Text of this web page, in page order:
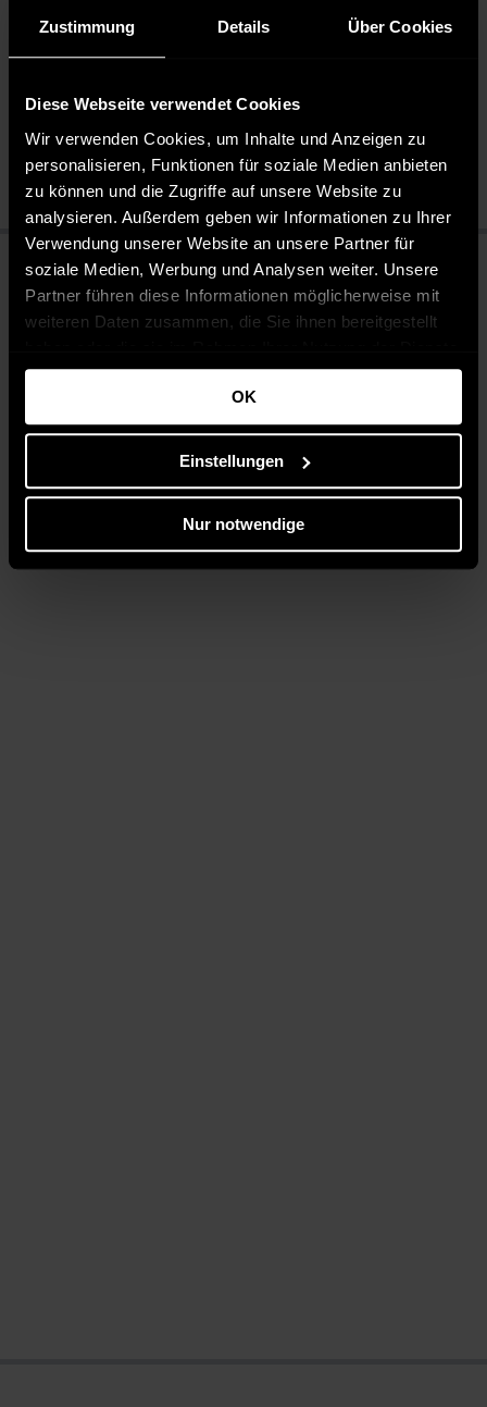
Zustimmung Details Über Cookies
Diese Webseite verwendet Cookies
Wir verwenden Cookies, um Inhalte und Anzeigen zu
personalisieren, Funktionen für soziale Medien anbieten
zu können und die Zugriffe auf unsere Website zu
analysieren. Außerdem geben wir Informationen zu Ihrer
Verwendung unserer Website an unsere Partner für
soziale Medien, Werbung und Analysen weiter. Unsere
Partner führen diese Informationen möglicherweise mit
weiteren Daten zusammen, die Sie ihnen bereitgestellt
gesammelt haben.
OK
Einstellungen
Nur notwendige
Pflegehinweise
Bleichen nicht erlaubt
Nicht chemisch reinigen
Bügeln mit mittlerer Temperatur